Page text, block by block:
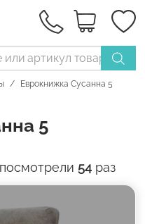
Еврокнижка Сусанна 5
5
54 раз